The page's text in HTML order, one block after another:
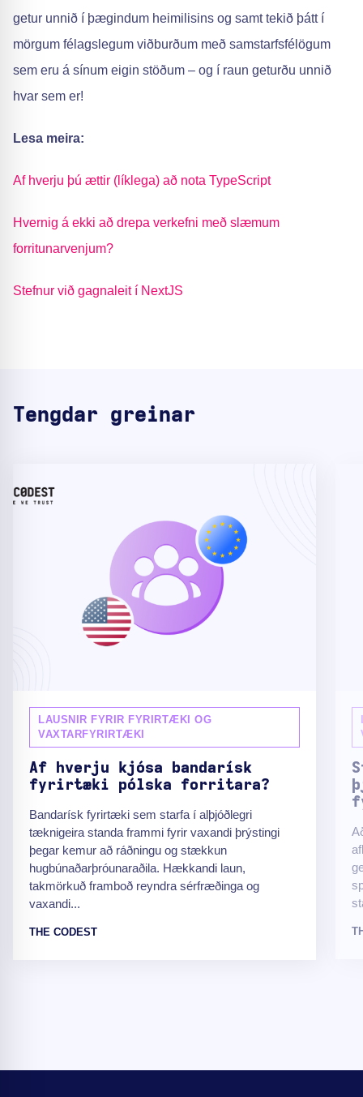
getur unnið í þægindum heimilisins og samt tekið þátt í
mörgum félagslegum viðburðum með samstarfsfélögum
sem eru á sínum eigin stöðum – og í raun geturðu unnið
hvar sem er!
Lesa meira:
Af hverju þú ættir (líklega) að nota TypeScript
Hvernig á ekki að drepa verkefni með slæmum
forritunarvenjum?
Stefnur við gagnaleit í NextJS
Tengdar greinar
LAUSNIR FYRIR FYRIRTÆKI OG
VAXTARFYRIRTÆKI
Af hverju kjósa bandarísk
fyrirtæki pólska forritara?
Bandarísk fyrirtæki sem starfa í alþjóðlegri
tæknigeira standa frammi fyrir vaxandi þrýstingi
þegar kemur að ráðningu og stækkun
hugbúnaðarþróunaraðila. Hækkandi laun,
takmörkuð framboð reyndra sérfræðinga og
vaxandi...
THE CODEST